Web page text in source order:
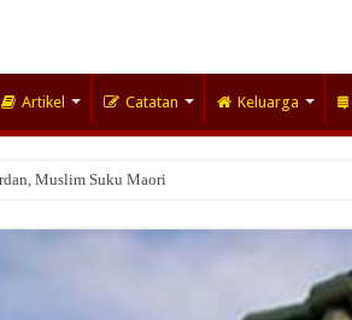
Artikel Catatan Keluarga
Emas Muktamar